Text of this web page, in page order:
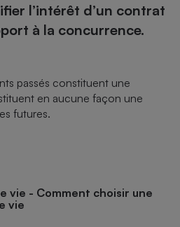
l’intérêt d’un contrat
à la concurrence.
passés constituent une
en aucune façon une
futures.
vie - Comment choisir une
vie